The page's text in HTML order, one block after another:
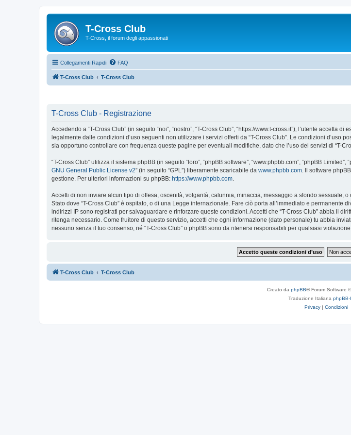
T-Cross Club
T-Cross, il forum degli appassionati
Collegamenti Rapidi FAQ
T-Cross Club T-Cross Club
T-Cross Club - Registrazione
Accedendo a “T-Cross Club” (in seguito “noi”, “nostro”, “T-Cross Club”, “https://www.t-cross.it”), l’utente
legalmente dalle condizioni d’uso seguenti non utilizzare i servizi offerti da “T-Cross Club”. Le condizioni
sia opportuno controllare con frequenza queste pagine per eventuali modifiche, dato che l’uso dei servizi di “T-
“T-Cross Club” utilizza il sistema phpBB (in seguito “loro”, “phpBB software”, “www.phpbb.com”, “phpBB
GNU General Public License v2” (in seguito “GPL”) liberamente scaricabile da www.phpbb.com. Il software
gestione. Per ulteriori informazioni su phpBB: https://www.phpbb.com.
Accetti di non inviare alcun tipo di offesa, oscenità, volgarità, calunnia, minaccia, messaggio a sfondo
Stato dove “T-Cross Club” è ospitato, o di una Legge internazionale. Fare ciò porta all’immediato e
indirizzi IP sono registrati per salvaguardare e rinforzare queste condizioni. Accetti che “T-Cross Club” abbia il
ritenga necessario. Come fruitore di questo servizio, accetti che ogni informazione (dato personale) tu abbia
nessuno senza il tuo consenso, né “T-Cross Club” o phpBB sono da ritenersi responsabili per qualsiasi
T-Cross Club T-Cross Club
Creato da phpBB® Forum Software
Traduzione Italiana phpBB-
Privacy | Condizioni